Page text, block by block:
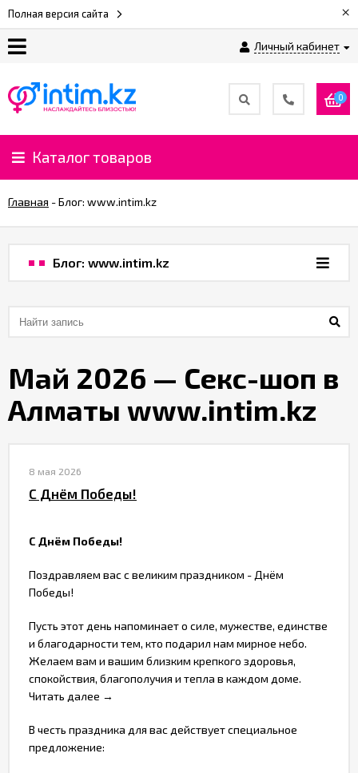
Полная версия сайта ×
Личный кабинет
нас
Доставка
и
%
Партнерам
Служба
Контакты
0
Каталог товаров
Главная -Блог: www.intim.kz
Май 2026 — Секс-шоп в
Алматы www.intim.kz
8 мая 2026
С Днём Победы!
С Днём Победы!
Поздравляем вас с великим праздником - Днём
Победы!
Пусть этот день напоминает о силе, мужестве, единстве
и благодарности тем, кто подарил нам мирное небо.
Желаем вам и вашим близким крепкого здоровья,
спокойствия, благополучия и тепла в каждом доме.
Читать далее →
В честь праздника для вас действует специальное
предложение:
Блог: www.intim.kz